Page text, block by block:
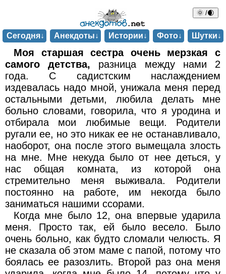
🌞 /🌒
Сегодня↓ Анекдоты↓ Истории↓ Фото↓ Шутки↓
Моя старшая сестра очень мерзкая с
самого детства, разница между нами 2
года. С садистским наслаждением
издевалась надо мной, унижала меня перед
остальными детьми, любила делать мне
больно словами, говорила, что я уродина и
отбирала мои любимые вещи. Родители
ругали ее, но это никак ее не останавливало,
наоборот, она после этого вымещала злость
на мне. Мне некуда было от нее деться, у
нас общая комната, из которой она
стремительно меня выживала. Родители
постоянно на работе, им некогда было
заниматься нашими ссорами.
Когда мне было 12, она впервые ударила
меня. Просто так, ей было весело. Было
очень больно, как будто сломали челюсть. Я
не сказала об этом маме с папой, потому что
боялась ее разозлить. Второй раз она меня